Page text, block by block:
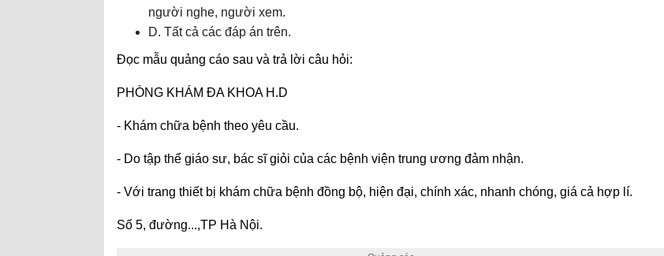
người nghe, người xem.
D. Tất cả các đáp án trên.
Đọc mẫu quảng cáo sau và trả lời câu hỏi:
PHÒNG KHÁM ĐA KHOA H.D
- Khám chữa bệnh theo yêu cầu.
- Do tập thể giáo sư, bác sĩ giỏi của các bệnh viện trung ương đảm nhận.
- Với trang thiết bị khám chữa bệnh đồng bộ, hiện đại, chính xác, nhanh chóng, giá cả hợp lí.
Số 5, đường...,TP Hà Nội.